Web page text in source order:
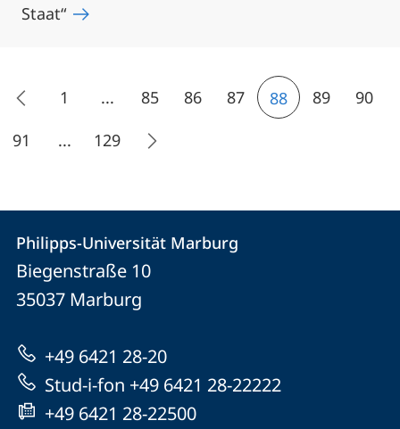
Staat“
1 ... 85 86 87 88 89
90
91
... 129
Kontakt
und
Informationen
zur
Website
Kontaktinformationen
Philipps-
Universität
Marburg
Philipps-Universität Marburg
Biegenstraße 10
35037 Marburg
+49 6421 28-20
Stud-i-fon +49 6421 28-22222
+49 6421 28-22500